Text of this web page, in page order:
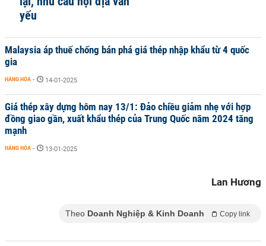
yếu
Malaysia áp thuế chống bán phá giá thép nhập khẩu từ 4 quốc
gia
HÀNG HÓA - 14-01-2025
Giá thép xây dựng hôm nay 13/1: Đảo chiều giảm nhẹ với hợp
đồng giao gần, xuất khẩu thép của Trung Quốc năm 2024 tăng
mạnh
HÀNG HÓA - 13-01-2025
Lan Hương
Theo Doanh Nghiệp & Kinh Doanh Copy link